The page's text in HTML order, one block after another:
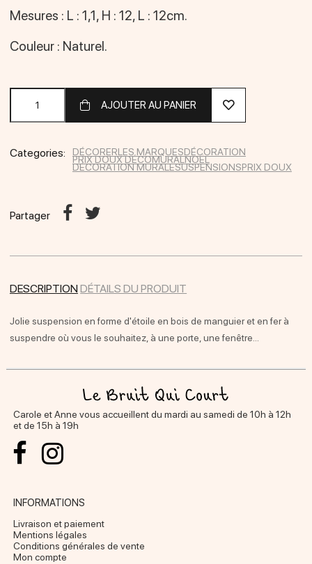
Mesures : L : 1,1, H : 12, L : 12cm.
Couleur : Naturel.
AJOUTER AU PANIER
Categories: DÉCORERLES MARQUESDÉCORATION
PRIX DOUX DÉCOMURALNOËL
DÉCORATION MURALESUSPENSIONSPRIX DOUX
Partager
DESCRIPTION DÉTAILS DU PRODUIT
Jolie suspension en forme d'étoile en bois de manguier et en fer à
suspendre où vous le souhaitez, à une porte, une fenêtre...
Carole et Anne vous accueillent du mardi au samedi de 10h à 12h
et de 15h à 19h
INFORMATIONS
Livraison et paiement
Mentions légales
Conditions générales de vente
Mon compte